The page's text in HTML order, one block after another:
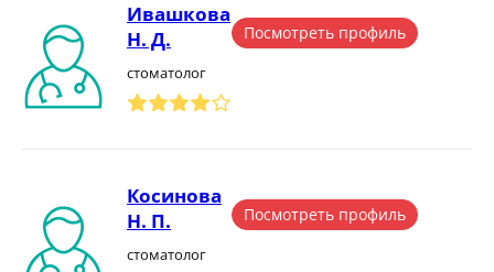
Ивашкова
Н. Д.
стоматолог
Посмотреть профиль
Косинова
Н. П.
стоматолог
Посмотреть профиль